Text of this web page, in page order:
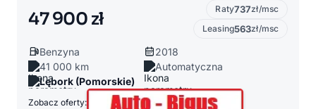
47 900 zł Raty737zł/msc
Leasing563zł/msc
Benzyna
2018
41 000 km
Automatyczna
Lębork (Pomorskie)
Zobacz oferty: